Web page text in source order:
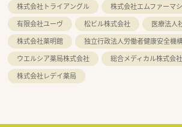
株式会社トライアングル
株式会社エムファーマ
有限会社ユーヴ
松ビル株式会社
医療法人
株式会社薬明館
独立行政法人労働者健康安全機
ウエルシア薬局株式会社
総合メディカル株式会社
株式会社レデイ薬局